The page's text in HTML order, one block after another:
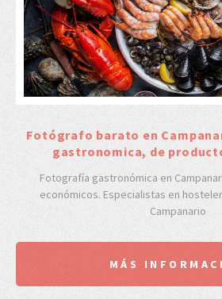
Fotógrafo barato en
gastronomica, de
Fotografía gastronómica en
económicos. Especialistas en
Campanario
MÁS